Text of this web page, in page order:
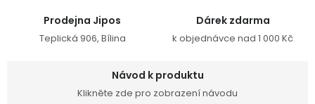
Prodejna Jipos
Teplická 906, Bílina
Dárek zdarma
k objednávce nad 1 000 Kč
Návod k produktu
Klikněte zde pro zobrazení návodu